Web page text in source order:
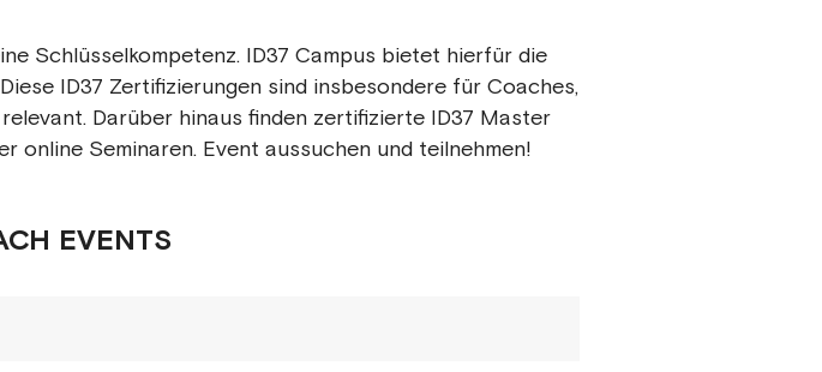
Schlüsselkompetenz. ID37 Campus bietet hierfür die
ID37 Zertifizierungen sind insbesondere für Coaches,
Darüber hinaus finden zertifizierte ID37 Master
online Seminaren. Event aussuchen und teilnehmen!
EVENTS